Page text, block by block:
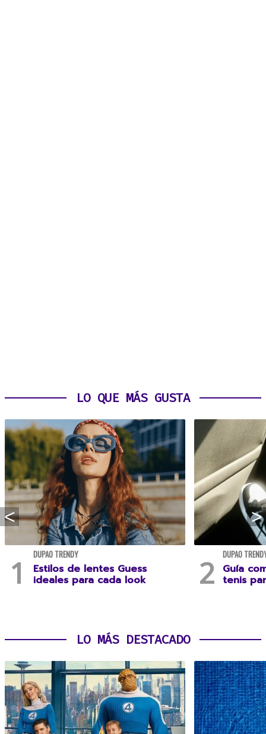
LO QUE MÁS GUSTA
DUPAO TRENDY
Estilos de lentes Guess
ideales para cada look
DUPAO
Guía
tenis
LO MÁS DESTACADO